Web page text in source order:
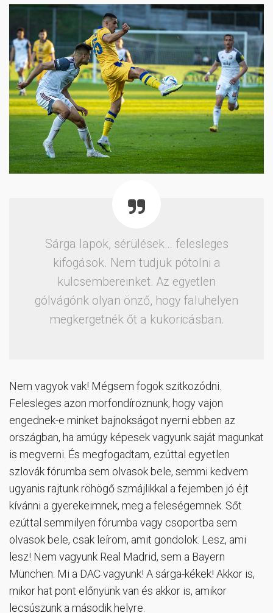
Sárga lapok, sérülések… felesleges
kifogások. Nem tudjuk pótolni a
kulcsembereinket. Az egyetlen
gólvágónk olyan önző, hogy faluhelyen
megkergetnék őt a kukoricásban.
Nem vagyok vak! Mégsem fogok szitkozódni.
Felesleges azon morfondíroznunk, hogy vajon
engednek-e minket bajnokságot nyerni ebben az
országban, ha amúgy képesek vagyunk saját magunkat
is megverni. És megfogadtam, ezúttal egyetlen
szlovák fórumba sem olvasok bele, semmi kedvem
ugyanis rajtunk röhögő szmájlikkal a fejemben jó éjt
kívánni a gyerekeimnek, meg a feleségemnek. Sőt
ezúttal semmilyen fórumba vagy csoportba sem
olvasok bele, csak leírom, amit gondolok. Lesz, ami
lesz! Nem vagyunk Real Madrid, sem a Bayern
München. Mi a DAC vagyunk! A sárga-kékek! Akkor is,
mikor hat pont előnyünk van és akkor is, amikor
lecsúszunk a második helyre.